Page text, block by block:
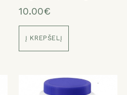
10.00€
Į KREPŠELĮ